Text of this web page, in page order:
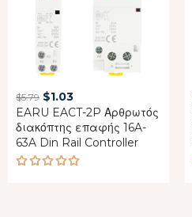
$5.79 Original
price
was:
$5.79.
$1.03Current
price
is:
$1.03.
EARU EACT-2P Αρθρωτός
διακόπτης επαφής 16A-
63A Din Rail Controller